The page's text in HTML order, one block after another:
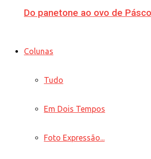
Do panetone ao ovo de
Colunas
Tudo
Em Dois Tempos
Foto Expressão...